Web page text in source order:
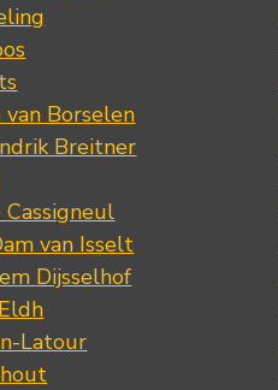
Borselen
Breitner
Cassigneul
van Isselt
Dijsselhof
Latour